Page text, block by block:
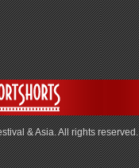
& Asia. All rights reserved.